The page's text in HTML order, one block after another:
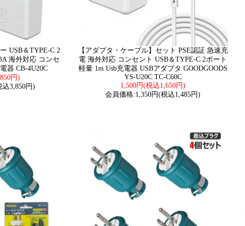
USB＆TYPE-C 2
海外対応 コンセ
器 CB-4U20C
円)
3,850円)
【アダプタ・ケーブル】セット PSE認証 急速充
電 海外対応 コンセント USB＆TYPE-C 2ポート
軽量 1m Usb充電器 USBアダプタ GOODGOODS
YS-U20C TC-C60C
1,500円(税込1,650円)
会員価格:1,350円(税込1,485円)